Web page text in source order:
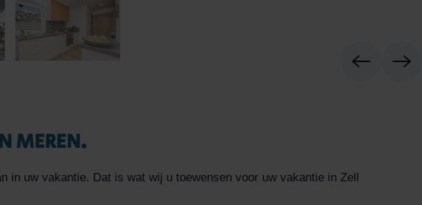
MEREN.
in uw vakantie. Dat is wat wij u toewensen voor uw vakantie in Zell